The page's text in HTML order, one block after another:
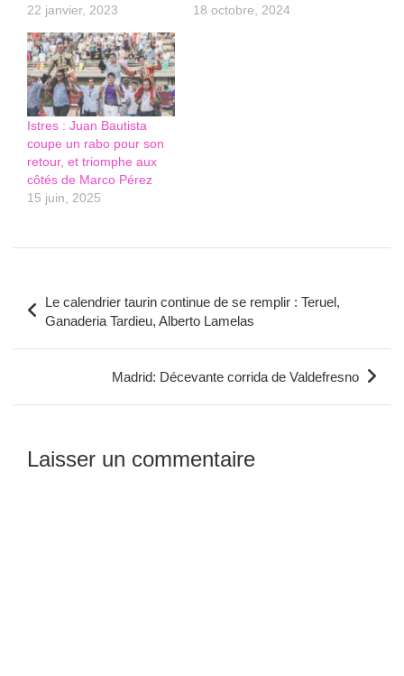
22 janvier, 2023
18 octobre, 2024
Istres : Juan Bautista
coupe un rabo pour son
retour, et triomphe aux
côtés de Marco Pérez
15 juin, 2025
de
l’article
Le calendrier taurin continue de se remplir : Teruel,
Ganaderia Tardieu, Alberto Lamelas
Madrid: Décevante corrida de Valdefresno
Laisser un commentaire